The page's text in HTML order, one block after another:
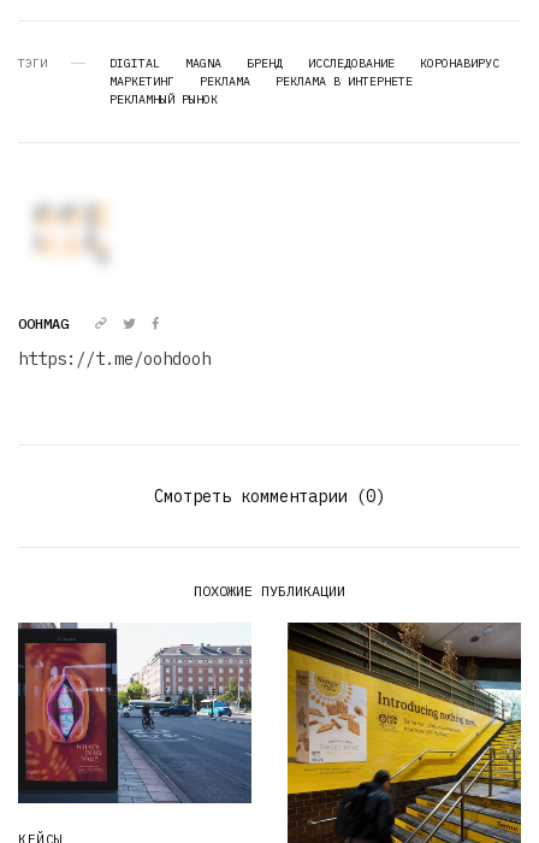
ТЭГИ DIGITAL MAGNA БРЕНД ИССЛЕДОВАНИЕ
КОРОНАВИРУС
МАРКЕТИНГ
РЕКЛАМА
РЕКЛАМА В ИНТЕРНЕТЕ
РЕКЛАМНЫЙ РЫНОК
OOHMAG
https://t.me/oohdooh
Смотреть комментарии (0)
ПОХОЖИЕ ПУБЛИКАЦИИ